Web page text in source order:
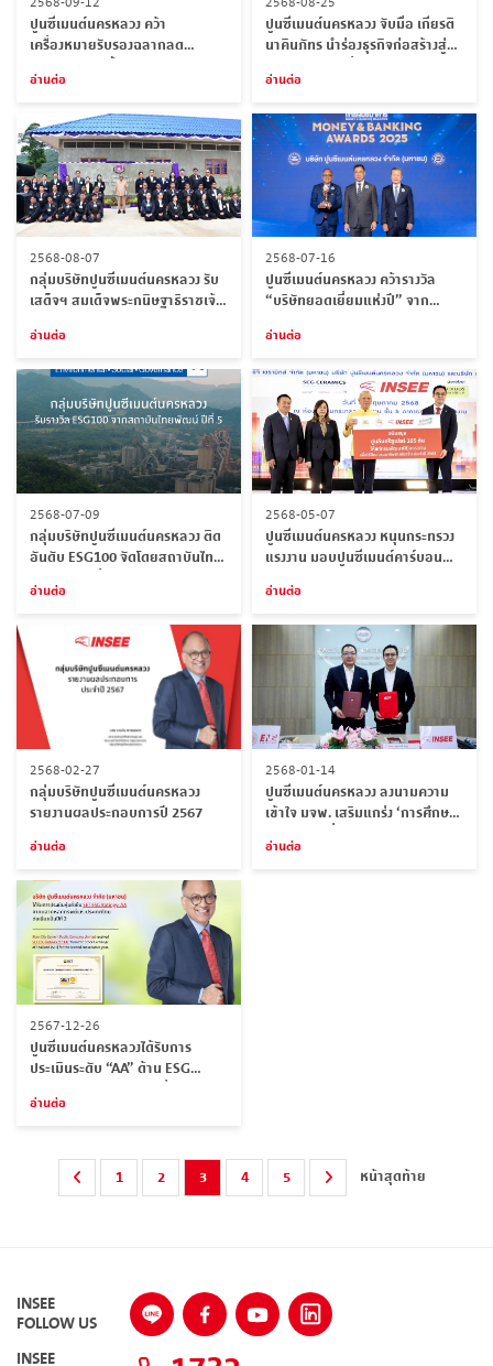
ปูนซีเมนต์นครหลวง คว้า
เครื่องหมายรับรองฉลากลด
คาร์บอนต่ำ
อ่านต่อ
ปูนซีเมนต์นครหลวง จับมือ เกียรติ
นาคินภัทร นำร่องธุรกิจก่อสร้างสู่
อ่านต่อ
2568-08-07
กลุ่มบริษัทปูนซีเมนต์นครหลวง รับ
เสด็จฯ สมเด็จพระกนิษฐาธิราชเจ้า
สยามบรมราชกุมารี ทรงเปิดศูนย์
การเรียนฯ เพื่อการศึกษาที่ยั่งยืน
อ่านต่อ
2568-07-16
ปูนซีเมนต์นครหลวง คว้ารางวัล
“บริษัทยอดเยี่ยมแห่งปี” จาก
2025
อ่านต่อ
2568-07-09
กลุ่มบริษัทปูนซีเมนต์นครหลวง ติด
อันดับ ESG100 จัดโดยสถาบันไทย
อ่านต่อ
2568-05-07
ปูนซีเมนต์นครหลวง หนุนกระทรวง
แรงงาน มอบปูนซีเมนต์คาร์บอนต่ำ
อ่านต่อ
2568-02-27
กลุ่มบริษัทปูนซีเมนต์นครหลวง
รายงานผลประกอบการปี 2567
อ่านต่อ
2568-01-14
ปูนซีเมนต์นครหลวง ลงนามความ
เข้าใจ มจพ. เสริมแกร่ง ‘การศึกษา-
อ่านต่อ
2567-12-26
ปูนซีเมนต์นครหลวงได้รับการ
ประเมินระดับ “AA” ด้าน ESG
Rating จาก SET เป็นปีที่สองติดต่อ
กัน
อ่านต่อ
1 2 3 4 5 หน้าสุดท้าย
INSEE
FOLLOW US
INSEE